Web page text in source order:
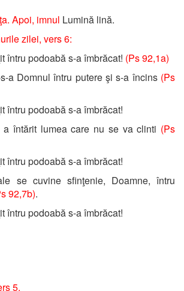
Apoi, imnul Lumină lină.
zilei, vers 6:
întru podoabă s-a îmbrăcat! (Ps 92,1a)
a Domnul întru putere şi s-a încins (Ps
întru podoabă s-a îmbrăcat!
a întărit lumea care nu se va clinti (Ps
întru podoabă s-a îmbrăcat!
se cuvine sfinţenie, Doamne, întru
92,7b).
întru podoabă s-a îmbrăcat!
5.